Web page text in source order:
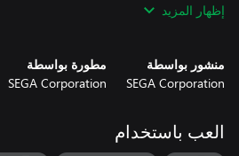
redeemed with this voucher cannot be
used for the PS4 version.
إظهار المزيد
منشور بواسطة
SEGA Corporation
مطورة بواسطة
SEGA Corporation
العب باستخدام